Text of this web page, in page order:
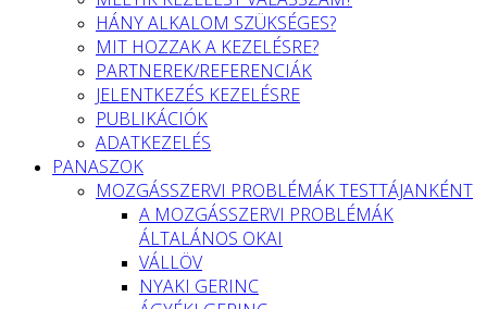
HÁNY ALKALOM SZÜKSÉGES?
MIT HOZZAK A KEZELÉSRE?
PARTNEREK/REFERENCIÁK
JELENTKEZÉS KEZELÉSRE
PUBLIKÁCIÓK
ADATKEZELÉS
PANASZOK
MOZGÁSSZERVI PROBLÉMÁK TESTTÁJANKÉNT
A MOZGÁSSZERVI PROBLÉMÁK
ÁLTALÁNOS OKAI
VÁLLÖV
NYAKI GERINC